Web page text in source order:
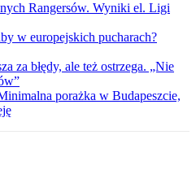
Rangersów. Wyniki el. Ligi
w europejskich pucharach?
za błędy, ale też ostrzega. „Nie
porażka w Budapeszcie,